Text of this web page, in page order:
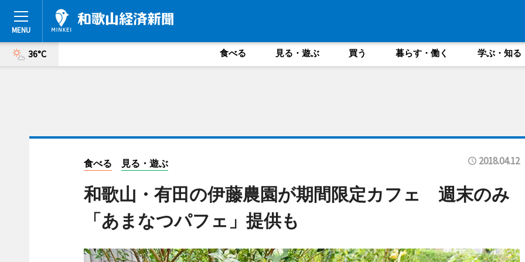
36°C 食べる 見る・遊ぶ 買う 暮らす・働く 学ぶ・知る
食べる 見る・遊ぶ 2018.04.12
和歌山・有田の伊藤農園が期間限定カフェ 週末のみ
「あまなつパフェ」提供も